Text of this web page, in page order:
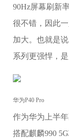
90Hz屏幕刷新
很不错，因此
加大。也就是
系列更强悍，
华为P40 Pro
作为华为上半
搭配麒麟990